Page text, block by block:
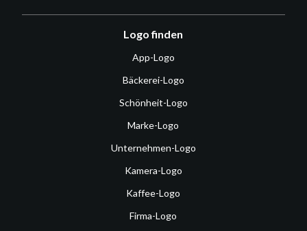
Logo finden
App-Logo
Bäckerei-Logo
Schönheit-Logo
Marke-Logo
Unternehmen-Logo
Kamera-Logo
Kaffee-Logo
Firma-Logo